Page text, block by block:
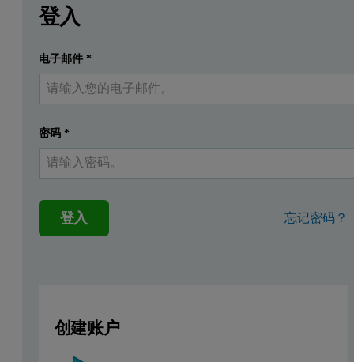
提交 我已經有一個帳戶
登入
电子邮件 *
密码 *
登入 忘记密码？
创建账户